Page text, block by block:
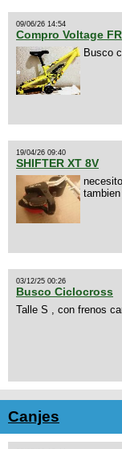
09/06/26 14:54
Compro Voltage FR
Busco
19/04/26 09:40
SHIFTER XT 8V
03/12/25 00:26
Busco Ciclocross
Talle S , con frenos
Canjes